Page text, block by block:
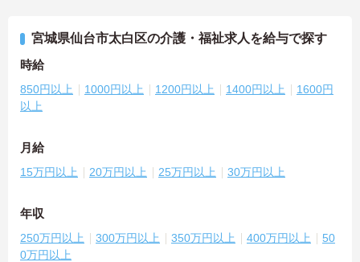
宮城県仙台市太白区の介護・福祉求人を給与で探す
時給
850円以上 1000円以上 1200円以上 1400円以上
1600円
以上
月給
15万円以上 20万円以上 25万円以上 30万円以上
年収
250万円以上 300万円以上 350万円以上 400万円以上
50
0万円以上